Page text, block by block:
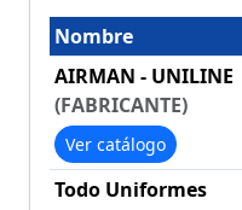
Nombre
AIRMAN - UNILINE
(FABRICANTE)
Ver catálogo
Todo Uniformes